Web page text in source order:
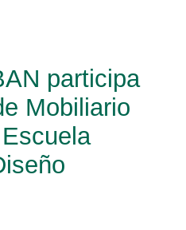
participa
Mobiliario